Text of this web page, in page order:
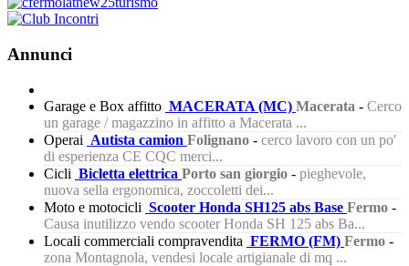
Annunci
Garage e Box affitto MACERATA (MC) Macerata - Cerco
un garage / magazzino in affitto a Macerata ...
Operai Autista camion Folignano - cerco lavoro con un po'
di esperienza CE CQC merci...
Cicli Bicletta elettrica Porto san giorgio - pieghevole,
nuova sella ergonomica, zoccoletti dei...
Moto e motocicli Scooter Honda SH125 abs Base Fermo -
Causa inutilizzo vendo scooter Honda SH 125 abs Ba...
Locali commerciali compravendita FERMO (FM) Fermo -
zona Montagnola, vendesi locale artigianale di mq ...